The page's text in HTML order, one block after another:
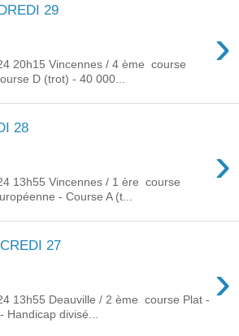
29
›
20h15 Vincennes / 4 ème course
D (trot) - 40 000...
28
›
13h55 Vincennes / 1 ère course
- Course A (t...
27
›
13h55 Deauville / 2 ème course Plat -
Handicap divisé...